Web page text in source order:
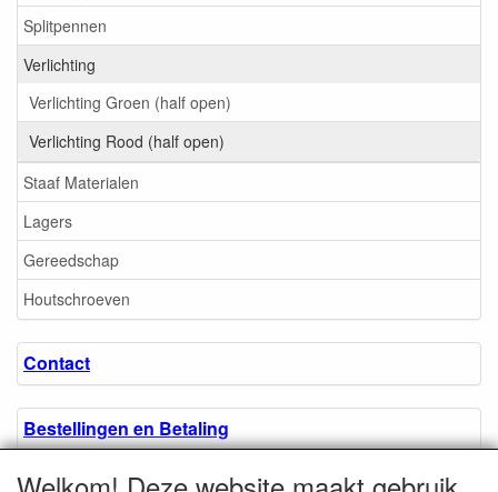
Splitpennen
Verlichting
Verlichting Groen (half open)
Verlichting Rood (half open)
Staaf Materialen
Lagers
Gereedschap
Houtschroeven
Contact
Bestellingen en Betaling